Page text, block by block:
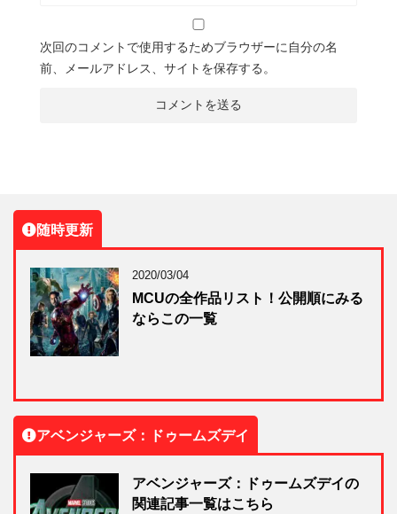
次回のコメントで使用するためブラウザーに自分の名
前、メールアドレス、サイトを保存する。
随時更新
2020/03/04
MCUの全作品リスト！公開順にみる
ならこの一覧
アベンジャーズ：ドゥームズデイ
アベンジャーズ：ドゥームズデイの
関連記事一覧はこちら